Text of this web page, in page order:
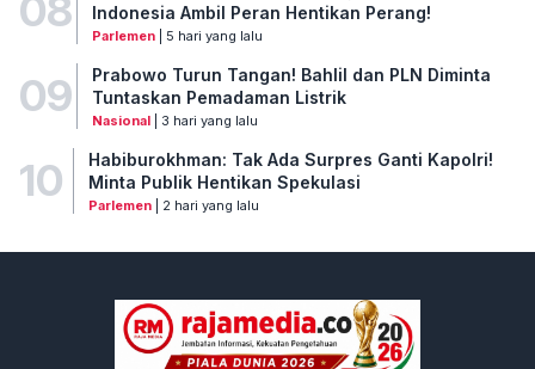
08
Indonesia Ambil Peran Hentikan Perang!
Parlemen| 5 hari yang lalu
09
Prabowo Turun Tangan! Bahlil dan PLN Diminta
Tuntaskan Pemadaman Listrik
Nasional| 3 hari yang lalu
10
Habiburokhman: Tak Ada Surpres Ganti Kapolri!
Minta Publik Hentikan Spekulasi
Parlemen| 2 hari yang lalu